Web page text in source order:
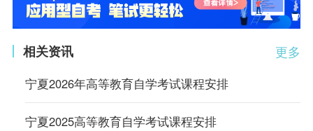
更多
相关资讯
宁夏2026年高等教育自学考试课程安排
宁夏2025高等教育自学考试课程安排